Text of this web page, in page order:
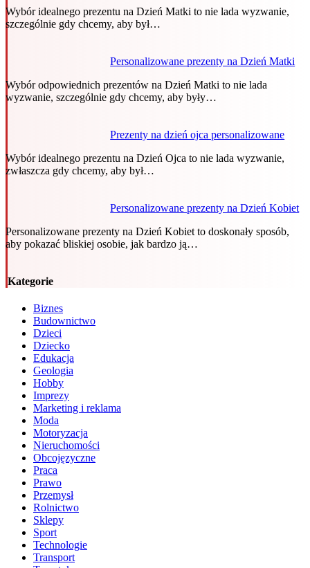
Wybór idealnego prezentu na Dzień Matki to nie lada wyzwanie,
szczególnie gdy chcemy, aby był…
Personalizowane prezenty na Dzień Matki
Wybór odpowiednich prezentów na Dzień Matki to nie lada
wyzwanie, szczególnie gdy chcemy, aby były…
Prezenty na dzień ojca personalizowane
Wybór idealnego prezentu na Dzień Ojca to nie lada wyzwanie,
zwłaszcza gdy chcemy, aby był…
Personalizowane prezenty na Dzień Kobiet
Personalizowane prezenty na Dzień Kobiet to doskonały sposób,
aby pokazać bliskiej osobie, jak bardzo ją…
Kategorie
Biznes
Budownictwo
Dzieci
Dziecko
Edukacja
Geologia
Hobby
Imprezy
Marketing i reklama
Moda
Motoryzacja
Nieruchomości
Obcojęzyczne
Praca
Prawo
Przemysł
Rolnictwo
Sklepy
Sport
Technologie
Transport